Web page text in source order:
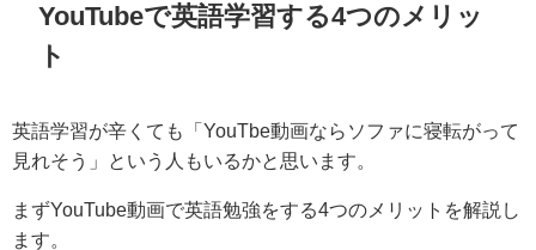
YouTubeで英語学習する4つのメリッ
ト
英語学習が辛くても「YouTbe動画ならソファに寝転がって
見れそう」という人もいるかと思います。
まずYouTube動画で英語勉強をする4つのメリットを解説し
ます。